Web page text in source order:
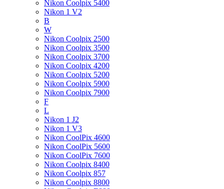
Nikon Coolpix 5400
Nikon 1 V2
B
W
Nikon Coolpix 2500
Nikon Coolpix 3500
Nikon Coolpix 3700
Nikon Coolpix 4200
Nikon Coolpix 5200
Nikon Coolpix 5900
Nikon Coolpix 7900
F
L
Nikon 1 J2
Nikon 1 V3
Nikon CoolPix 4600
Nikon CoolPix 5600
Nikon CoolPix 7600
Nikon Coolpix 8400
Nikon Coolpix 857
Nikon Coolpix 8800